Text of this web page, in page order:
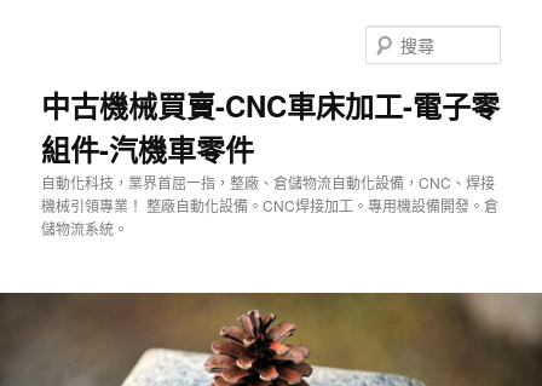
中古機械買賣-CNC車床加工-電子零
組件-汽機車零件
自動化科技，業界首屈一指，整廠、倉儲物流自動化設備，CNC、焊接
機械引領專業！ 整廠自動化設備。CNC焊接加工。專用機設備開發。倉
儲物流系統。
尋